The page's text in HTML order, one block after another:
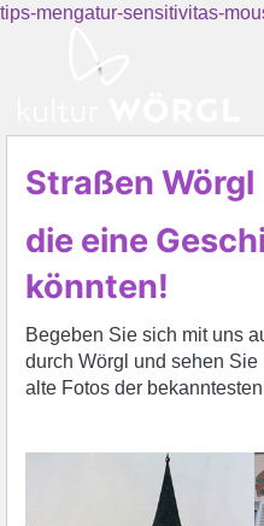
tips-mengatur-sensitivitas-
Straßen Wörgl
die eine
könnten!
Begeben Sie sich mit uns
durch Wörgl und sehen Sie
alte Fotos der